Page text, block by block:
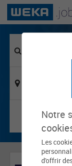
Notre
Les
d'offrir